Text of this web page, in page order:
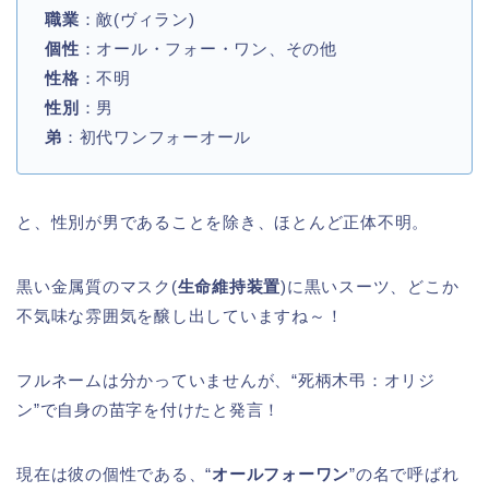
職業 ：敵(ヴィラン)
個性 ：オール・フォー・ワン、その他
性格 ：不明
性別 ：男
弟 ：初代ワンフォーオール
と、性別が男であることを除き、ほとんど正体不明。
黒い金属質のマスク(生命維持装置)に黒いスーツ、どこか
不気味な雰囲気を醸し出していますね～！
フルネームは分かっていませんが、“死柄木弔：オリジ
ン”で自身の苗字を付けたと発言！
現在は彼の個性である、“オールフォーワン”の名で呼ばれ